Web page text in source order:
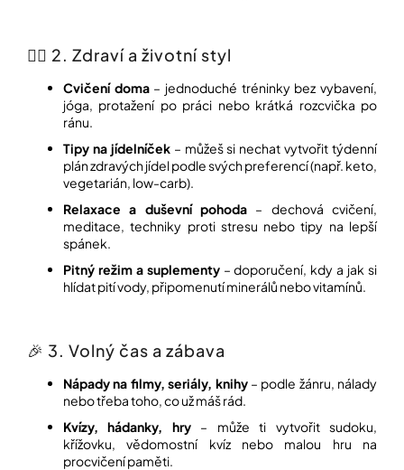
🏋️‍♀️ 2. Zdraví a životní styl
Cvičení doma– jednoduché tréninky bez vybavení,
jóga, protažení po práci nebo krátká rozcvička po
ránu.
Tipy na jídelníček– můžeš si nechat vytvořit týdenní
plán zdravých jídel podle svých preferencí (např. keto,
vegetarián, low-carb).
Relaxace a duševní pohoda – dechová cvičení,
meditace, techniky proti stresu nebo tipy na lepší
spánek.
Pitný režim a suplementy– doporučení, kdy a jak si
hlídat pití vody, připomenutí minerálů nebo vitamínů.
🎉 3. Volný čas a zábava
Nápady na filmy, seriály, knihy– podle žánru, nálady
nebo třeba toho, co už máš rád.
Kvízy, hádanky, hry– může ti vytvořit sudoku,
křížovku, vědomostní kvíz nebo malou hru na
procvičení paměti.